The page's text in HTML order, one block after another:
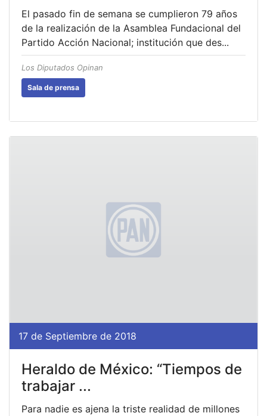
El pasado fin de semana se cumplieron 79 años
de la realización de la Asamblea Fundacional del
Partido Acción Nacional; institución que des...
Los Diputados Opinan
Sala de prensa
17 de Septiembre de 2018
Heraldo de México: “Tiempos de
trabajar ...
Para nadie es ajena la triste realidad de millones